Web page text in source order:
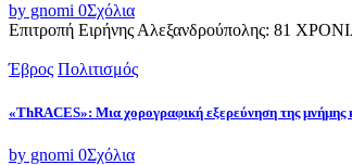
by gnomi 0Σχόλια
Επιτροπή Ειρήνης Αλεξανδρούπολης:
Έβρος Πολιτισμός
«ThRACES»: Μια χορογραφική εξερεύνηση της μνήμης
by gnomi 0Σχόλια